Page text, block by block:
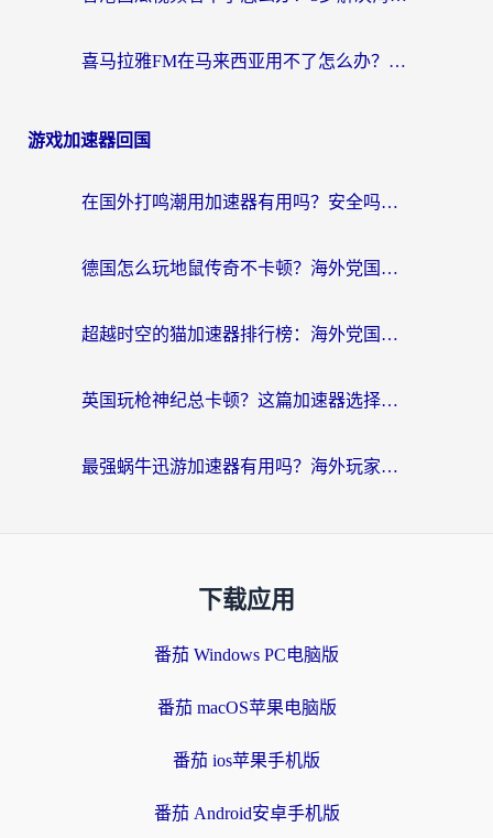
喜马拉雅FM在马来西亚用不了怎么办？海外华人亲测有效的回国加速指南
游戏加速器回国
在国外打鸣潮用加速器有用吗？安全吗？海外玩家国服游戏加速全指南
德国怎么玩地鼠传奇不卡顿？海外党国服游戏加速全攻略（含战双EVE实用指南）
超越时空的猫加速器排行榜：海外党国服游戏不卡顿的终极选择指南
英国玩枪神纪总卡顿？这篇加速器选择指南帮你告别延迟（附实测推荐）
最强蜗牛迅游加速器有用吗？海外玩家国服游戏加速避坑指南（附德国玩忍者必须死3流星蝴蝶剑解决办法）
下载应用
番茄 Windows PC电脑版
番茄 macOS苹果电脑版
番茄 ios苹果手机版
番茄 Android安卓手机版